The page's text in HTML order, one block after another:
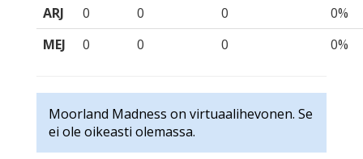
ARJ
0 0 0
0%
MEJ
0 0 0 0%
Moorland Madness on virtuaalihevonen. Se
ei ole oikeasti olemassa.